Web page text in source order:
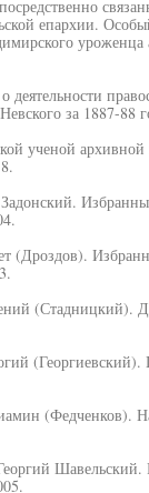
епархии.
уроженца
за 1887-88
ученой
(Дроздов).
(Стадницкий).
(Федченков).
Шавельский.